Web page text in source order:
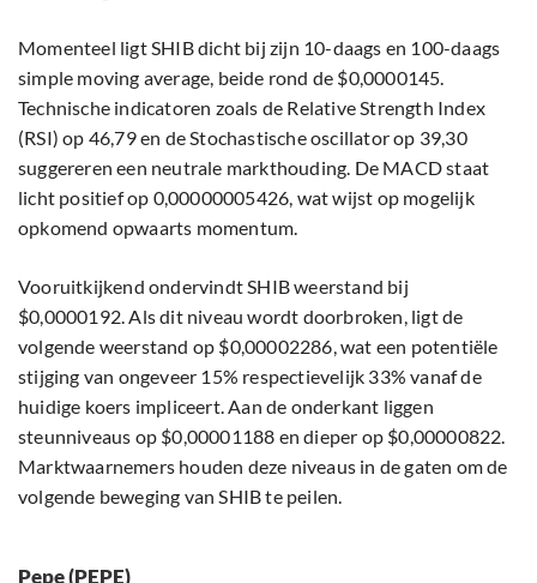
Momenteel ligt SHIB dicht bij zijn 10-daags en 100-daags
simple moving average, beide rond de $0,0000145.
Technische indicatoren zoals de Relative Strength Index
(RSI) op 46,79 en de Stochastische oscillator op 39,30
suggereren een neutrale markthouding. De MACD staat
licht positief op 0,00000005426, wat wijst op mogelijk
opkomend opwaarts momentum.
Vooruitkijkend ondervindt SHIB weerstand bij
$0,0000192. Als dit niveau wordt doorbroken, ligt de
volgende weerstand op $0,00002286, wat een potentiële
stijging van ongeveer 15% respectievelijk 33% vanaf de
huidige koers impliceert. Aan de onderkant liggen
steunniveaus op $0,00001188 en dieper op $0,00000822.
Marktwaarnemers houden deze niveaus in de gaten om de
volgende beweging van SHIB te peilen.
Pepe (PEPE)